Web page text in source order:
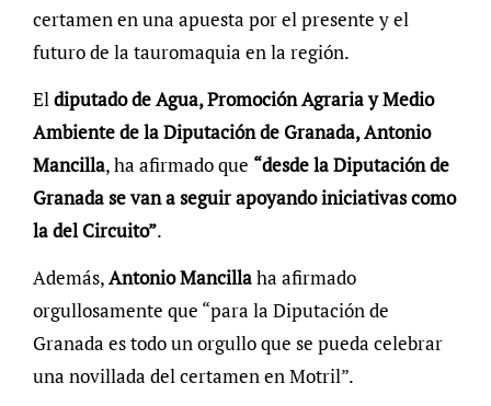
certamen en una apuesta por el presente y el
futuro de la tauromaquia en la región.
Eldiputado de Agua, Promoción Agraria y Medio
Ambiente de la Diputación de Granada, Antonio
Mancilla, ha afirmado que “desde la Diputación de
Granada se van a seguir apoyando iniciativas como
la del Circuito”.
Además,Antonio Mancillaha afirmado
orgullosamente que “para la Diputación de
Granada es todo un orgullo que se pueda celebrar
una novillada del certamen en Motril”.